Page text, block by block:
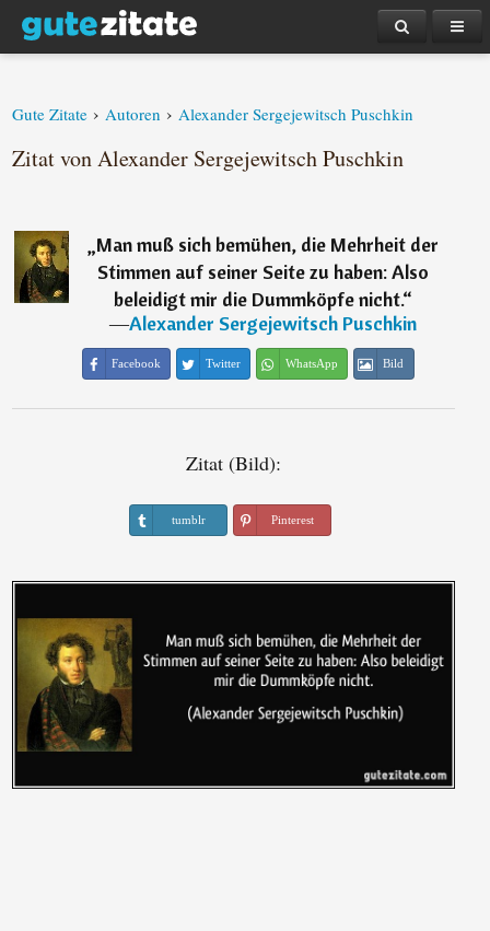
Gute Zitate › Autoren › Alexander Sergejewitsch Puschkin
Zitat von Alexander Sergejewitsch Puschkin
„Man muß sich bemühen, die Mehrheit der
Stimmen auf seiner Seite zu haben: Also
beleidigt mir die Dummköpfe nicht.“
―Alexander Sergejewitsch Puschkin
Facebook Twitter WhatsApp Bild
Zitat (Bild):
tumblr Pinterest